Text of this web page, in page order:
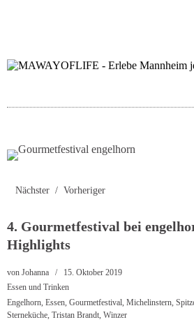
Vorheriger
Nächster
4. Gourmetfestival bei
Highlights
von Johanna
15. Oktober 2019
Essen und Trinken
Engelhorn, Essen, Gourmetfestival, Michelinstern,
Sterneküche, Tristan Brandt, Winzer